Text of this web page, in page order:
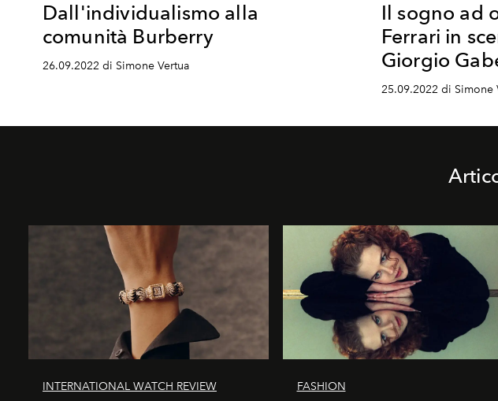
Dall'individualismo alla
comunità Burberry
26.09.2022 di Simone Vertua
Il sogno ad
Ferrari in
Giorgio
25.09.2022 di Simone
INTERNATIONAL WATCH REVIEW FASHION